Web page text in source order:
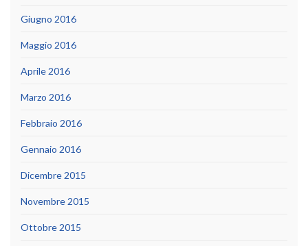
Giugno 2016
Maggio 2016
Aprile 2016
Marzo 2016
Febbraio 2016
Gennaio 2016
Dicembre 2015
Novembre 2015
Ottobre 2015